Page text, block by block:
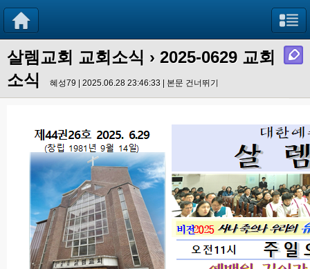
살렘교회 교회소식 › 2025-0629 교회
소식
혜성79 | 2025.06.28 23:46:33 | 본문 건너뛰기